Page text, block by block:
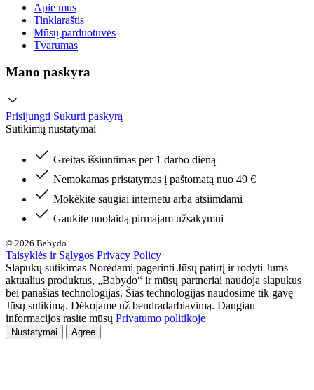
Apie mus
Tinklaraštis
Mūsų parduotuvės
Tvarumas
Mano paskyra
Prisijungti Sukurti paskyrą
Sutikimų nustatymai
Greitas išsiuntimas per 1 darbo dieną
Nemokamas pristatymas į paštomatą nuo 49 €
Mokėkite saugiai internetu arba atsiimdami
Gaukite nuolaidą pirmajam užsakymui
© 2026 Babydo
Taisyklės ir Sąlygos Privacy Policy
Slapukų sutikimas Norėdami pagerinti Jūsų patirtį ir rodyti Jums
aktualius produktus, „Babydo“ ir mūsų partneriai naudoja slapukus
bei panašias technologijas. Šias technologijas naudosime tik gavę
Jūsų sutikimą. Dėkojame už bendradarbiavimą. Daugiau
informacijos rasite mūsų Privatumo politikoje
Nustatymai Agree